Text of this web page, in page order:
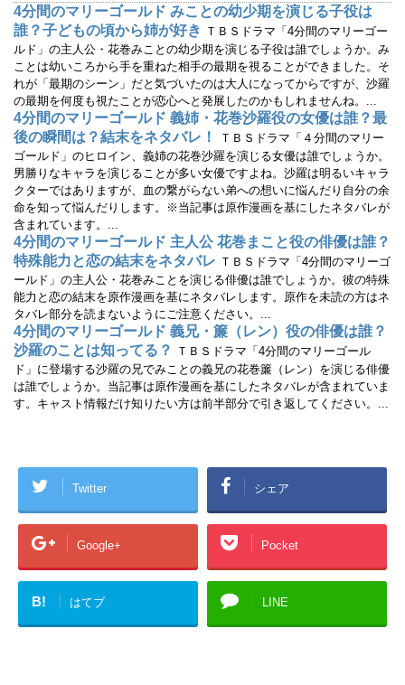
ウ
で
開
き
ま
す
)
4分間のマリーゴールド みことの幼少期を演じる子役は
誰？子どもの頃から姉が好き ＴＢＳドラマ「4分間のマリーゴー
ルド」の主人公・花巻みことの幼少期を演じる子役は誰でしょうか。み
ことは幼いころから手を重ねた相手の最期を視ることができました。そ
れが「最期のシーン」だと気づいたのは大人になってからですが、沙羅
の最期を何度も視たことが恋心へと発展したのかもしれませんね。...
4分間のマリーゴールド 義姉・花巻沙羅役の女優は誰？最
後の瞬間は？結末をネタバレ！
ＴＢＳドラマ「４分間のマリー
ゴールド」のヒロイン、義姉の花巻沙羅を演じる女優は誰でしょうか。
男勝りなキャラを演じることが多い女優ですよね。沙羅は明るいキャラ
クターではありますが、血の繋がらない弟への想いに悩んだり自分の余
命を知って悩んだりします。※当記事は原作漫画を基にしたネタバレが
含まれています。...
4分間のマリーゴールド 主人公 花巻まこと役の俳優は誰？
特殊能力と恋の結末をネタバレ ＴＢＳドラマ「4分間のマリーゴ
ールド」の主人公・花巻みことを演じる俳優は誰でしょうか。彼の特殊
能力と恋の結末を原作漫画を基にネタバレします。原作を未読の方はネ
タバレ部分を読まないようにご注意ください。...
4分間のマリーゴールド 義兄・簾（レン）役の俳優は誰？
沙羅のことは知ってる？
ＴＢＳドラマ「4分間のマリーゴール
ド」に登場する沙羅の兄でみことの義兄の花巻簾（レン）を演じる俳優
は誰でしょうか。当記事は原作漫画を基にしたネタバレが含まれていま
す。キャスト情報だけ知りたい方は前半部分で引き返してください。...
Twitter シェア
Google+ Pocket
B! はてブ LINE